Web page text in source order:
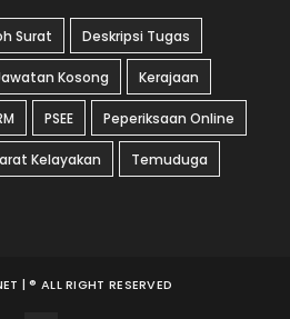
Surat Deskripsi Tugas
Kosong Kerajaan
PSEE Peperiksaan Online
Kelayakan Temuduga
| ® ALL RIGHT RESERVED